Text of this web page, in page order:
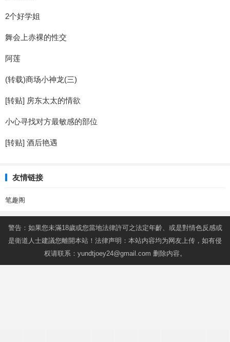
2个好学姐
舞会上赤裸的性交
阿莲
(转载)商场小神龙(三)
[转贴] 房东太太的情欲
小心寻找对方最敏感的部位
[转贴] 酒后艳遇
友情链接
笔趣阁
警告：如果您未滿18歲或您當地法律許可之法定年齡、或是對情色反感或
是衛道人士建議您離開本站！法律声明：本站内容均为网友上传，如有侵
权请联系： yundtjoey24@gmail.com 删除内容。